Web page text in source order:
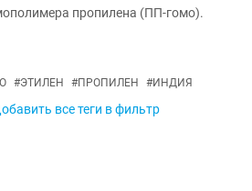
пропилена (ПП-гомо).
#ЭТИЛЕН #ПРОПИЛЕН #ИНДИЯ
все теги в фильтр